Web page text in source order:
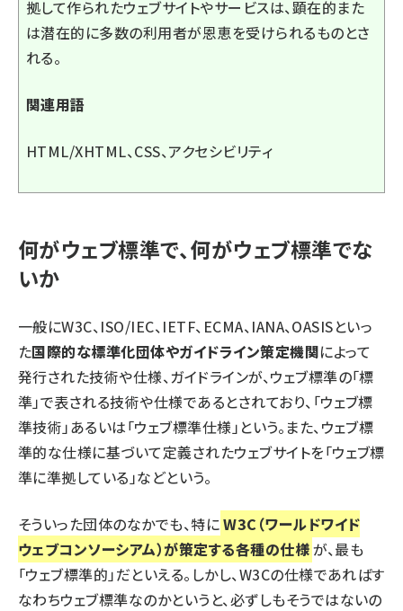
拠して作られたウェブサイトやサービスは、顕在的また
は潜在的に多数の利用者が恩恵を受けられるものとさ
れる。
関連用語
HTML/XHTML、CSS、アクセシビリティ
何がウェブ標準で、何がウェブ標準でな
いか
一般にW3C、ISO/IEC、IETF、 ECMA、IANA、OASISといっ
た国際的な標準化団体やガイドライン策定機関によって
発行された技術や仕様、ガイドラインが、ウェブ標準の「標
準」で表される技術や仕様であるとされており、「ウェブ標
準技術」あるいは「ウェブ標準仕様」という。また、ウェブ標
準的な仕様に基づいて定義されたウェブサイトを「ウェブ標
準に準拠している」などという。
そういった団体のなかでも、特にW3C（ワールドワイド
ウェブコンソーシアム）が策定する各種の仕様が、最も
「ウェブ標準的」だといえる。しかし、W3Cの仕様であればす
なわちウェブ標準なのかというと、必ずしもそうではないの